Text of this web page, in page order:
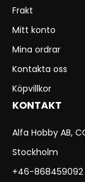
Frakt
Mitt konto
Mina ordrar
Kontakta oss
Köpvillkor
KONTAKT
Alfa Hobby AB,
Stockholm
+46-868459092